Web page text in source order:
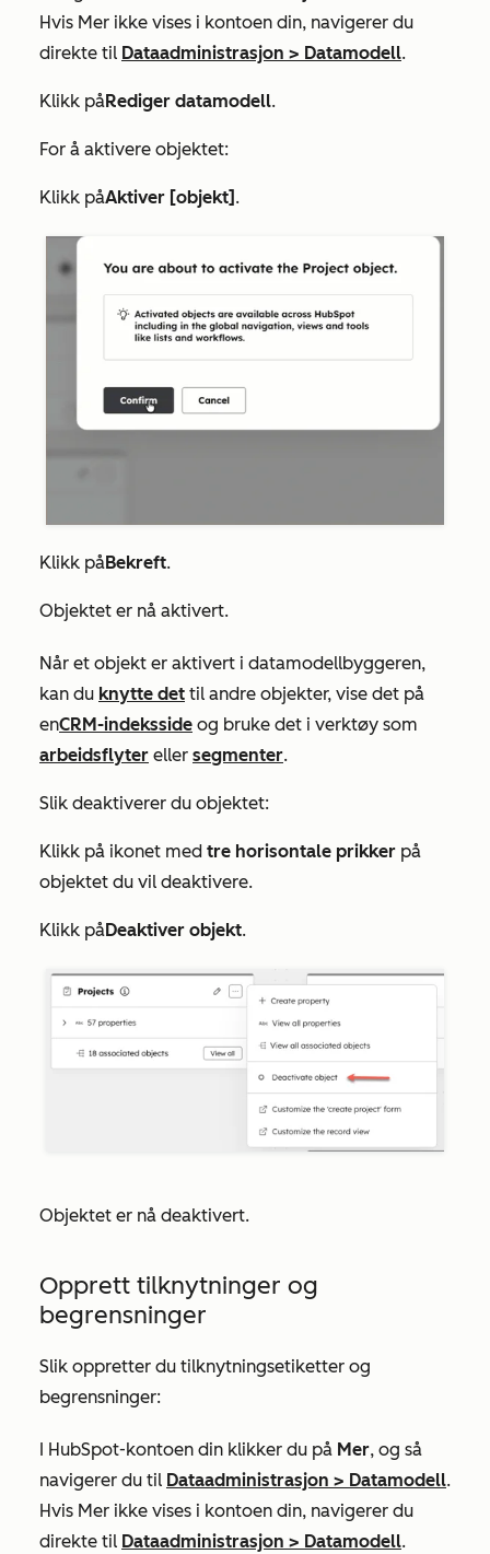
Hvis Mer ikke vises i kontoen din, navigerer du
direkte til Dataadministrasjon > Datamodell.
Klikk påRediger datamodell.
For å aktivere objektet:
Klikk påAktiver [objekt] .
Klikk påBekreft.
Objektet er nå aktivert.
Når et objekt er aktivert i datamodellbyggeren,
kan du knytte det til andre objekter, vise det på
enCRM-indeksside og bruke det i verktøy som
arbeidsflyter eller segmenter.
Slik deaktiverer du objektet:
Klikk på ikonet med tre horisontale prikker på
objektet du vil deaktivere.
Klikk påDeaktiver objekt.
Objektet er nå deaktivert.
Opprett tilknytninger og
begrensninger
Slik oppretter du tilknytningsetiketter og
begrensninger:
I HubSpot-kontoen din klikker du på Mer, og så
navigerer du til Dataadministrasjon > Datamodell.
Hvis Mer ikke vises i kontoen din, navigerer du
direkte til Dataadministrasjon > Datamodell.